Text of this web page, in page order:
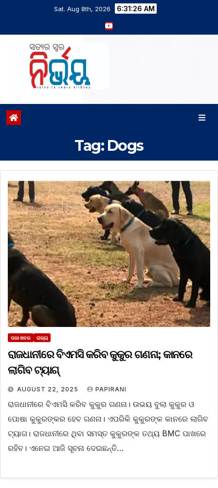
Sat. Aug 8th, 2026 6:31:26 AM
Tag: Dogs
ତାଜା ଖବର ରାଜ୍ୟ
ରାଜଧାନୀରେ ବିଏମସି କରିବ କୁକୁର ଗଣନା; କାନରେ
ଲାଗିବ ଟ୍ୟାଗ୍
AUGUST 22, 2025 PAPIRANI
ରାଜଧାନୀରେ ବିଏମସି କରିବ କୁକୁର ଗଣନା। ଉଭୟ ବୁଲା କୁକୁର ଓ
ପୋଷା କୁକୁରଙ୍କର ହେବ ଗଣନା। ଏପରିକି କୁକୁରଙ୍କ କାନରେ ଲାଗିବ
ଟ୍ୟାଗ। ରାଜଧାନୀରେ ଥିବା ସମସ୍ତ କୁକୁରଙ୍କ ତଥ୍ୟ BMC ପାଖରେ
ରହିବ। ଏନେଇ ଆଜି ସୂଚନା ଦେଇଛନ୍ତି…